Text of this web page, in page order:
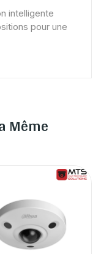
intelligente
pour une
Même